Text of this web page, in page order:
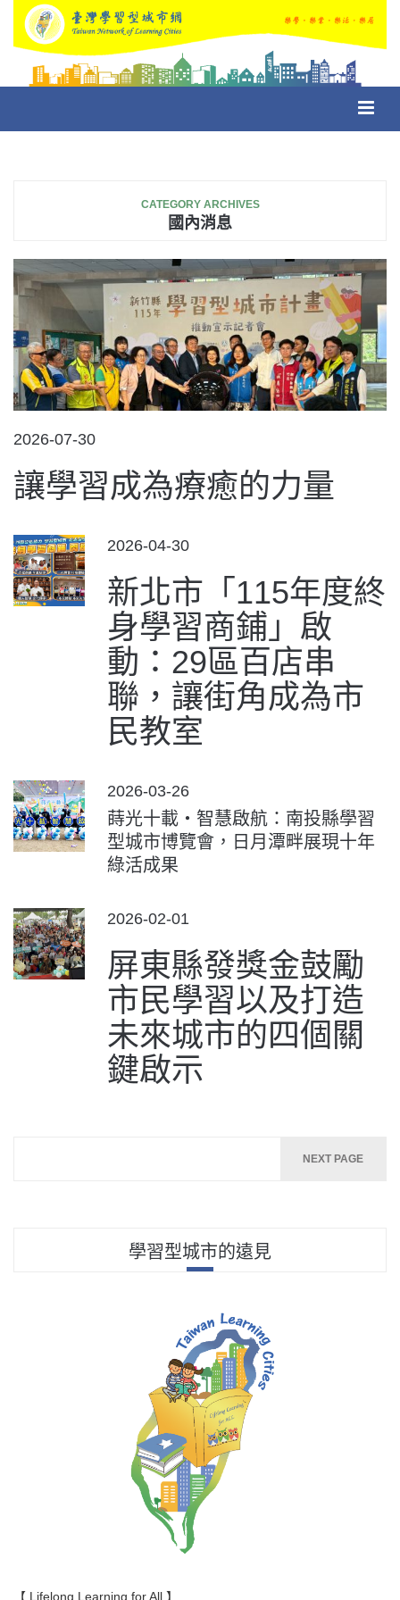
CATEGORY ARCHIVES
國內消息
POSTED
2026-07-30
讓學習成為療癒的力量
POSTED
2026-04-30
新北市「115年度終
身學習商鋪」啟
動：29區百店串
聯，讓街角成為市
民教室
POSTED
ON
2026-03-26
蒔光十載‧智慧啟航：南投縣學習
型城市博覽會，日月潭畔展現十年
綠活成果
POSTED
2026-02-01
屏東縣發獎金鼓勵
市民學習以及打造
未來城市的四個關
鍵啟示
NEXT PAGE
學習型城市的遠見
【 Lifelong Learning for All 】